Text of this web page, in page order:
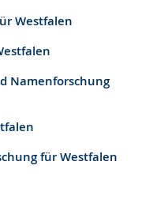
Westfalen
Namenforschung
für Westfalen